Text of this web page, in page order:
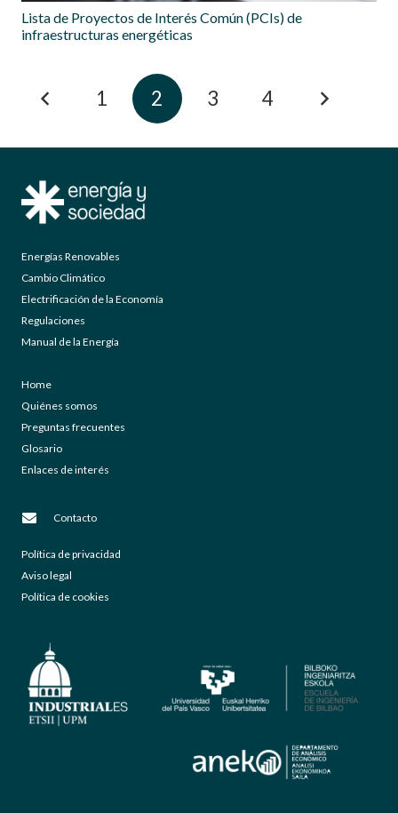
Lista de Proyectos de Interés Común (PCIs) de
infraestructuras energéticas
1 2 3 4
Energías Renovables
Cambio Climático
Electrificación de la Economía
Regulaciones
Manual de la Energía
Home
Quiénes somos
Preguntas frecuentes
Glosario
Enlaces de interés
Contacto
Política de privacidad
Aviso legal
Política de cookies